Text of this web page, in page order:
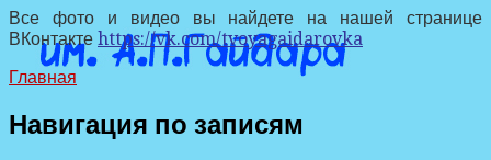
Все фото и видео вы найдете на нашей странице
ВКонтакте https://vk.com/tvoyagaidarovka
Главная
Навигация по записям